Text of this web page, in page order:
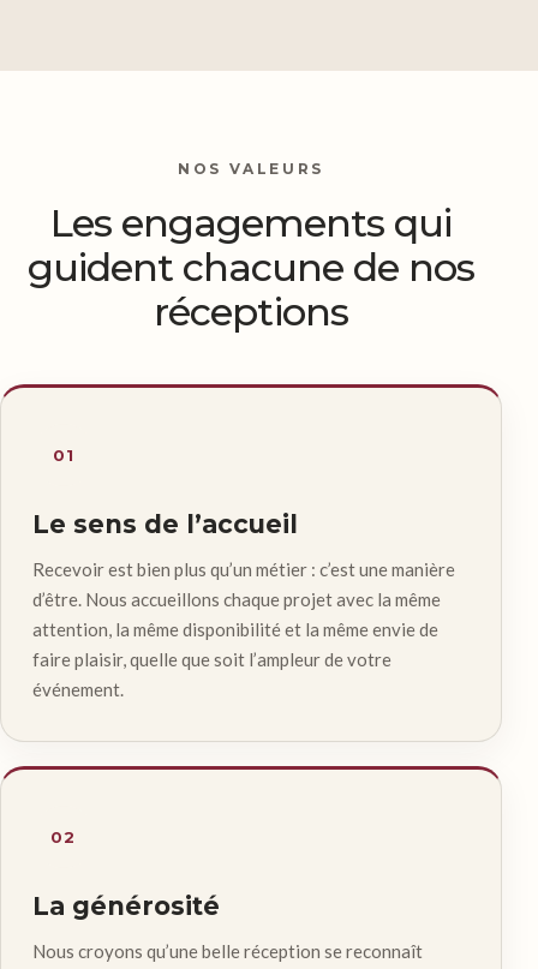
NOS VALEURS
Les engagements qui
guident chacune de nos
réceptions
01
Le sens de l’accueil
Recevoir est bien plus qu’un métier : c’est une manière
d’être. Nous accueillons chaque projet avec la même
attention, la même disponibilité et la même envie de
faire plaisir, quelle que soit l’ampleur de votre
événement.
02
La générosité
Nous croyons qu’une belle réception se reconnaît